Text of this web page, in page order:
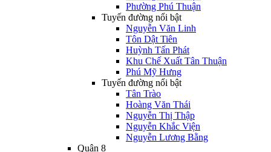
Phường Phú Thuận
Tuyến đường nổi bật
Nguyễn Văn Linh
Tôn Dật Tiên
Huỳnh Tấn Phát
Khu Chế Xuất Tân Thuận
Phú Mỹ Hưng
Tuyến đường nổi bật
Tân Trào
Hoàng Văn Thái
Nguyễn Thị Thập
Nguyễn Khắc Viện
Nguyễn Lương Bằng
Quận 8